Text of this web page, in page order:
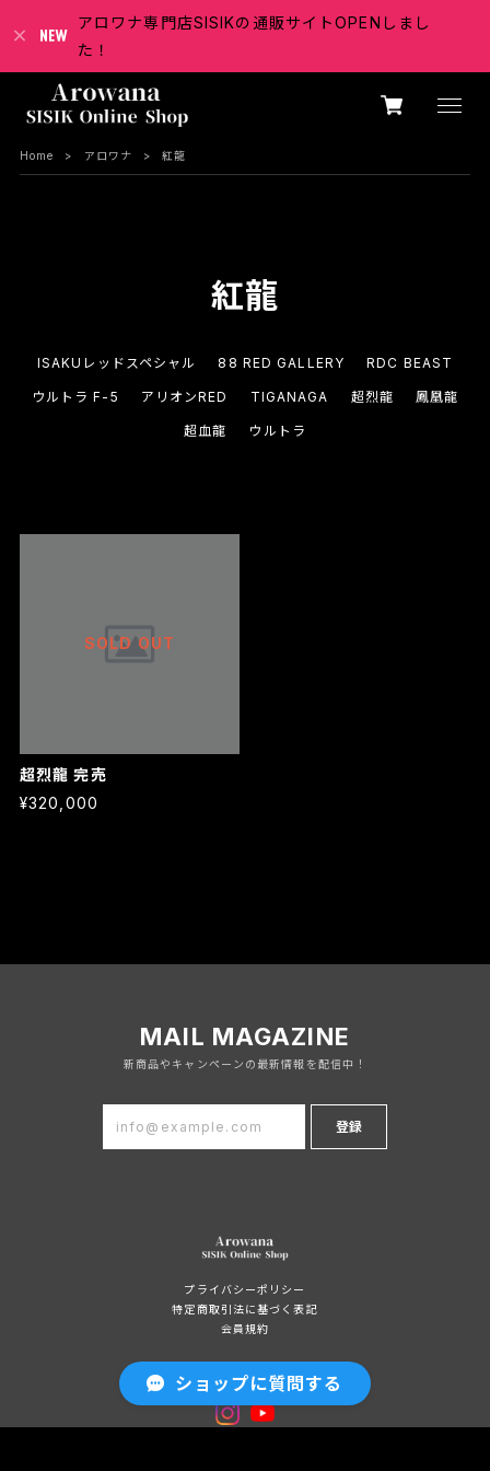
アロワナ専門店SISIKの通販サイトOPENしまし
た！
Home アロワナ 紅龍
紅龍
ISAKUレッドスペシャル 88 RED GALLERY RDC BEAST
ウルトラ F-5 アリオンRED TIGANAGA 超烈龍 鳳凰龍
超血龍 ウルトラ
SOLD OUT
超烈龍 完売
¥320,000
MAIL MAGAZINE
新商品やキャンペーンの最新情報を配信中！
登録
プライバシーポリシー
特定商取引法に基づく表記
会員規約
ショップに質問する